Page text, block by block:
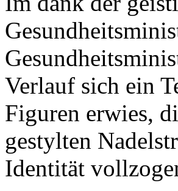
Verlauf sich ein
Figuren erwies,
gestylten
Identität